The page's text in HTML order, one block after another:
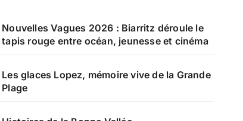
Nouvelles Vagues 2026 : Biarritz déroule le
tapis rouge entre océan, jeunesse et cinéma
Les glaces Lopez, mémoire vive de la Grande
Plage